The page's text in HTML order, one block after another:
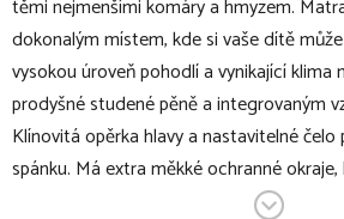
těmi nejmenšími komáry a hmyzem.
dokonalým místem, kde si vaše dítě
vysokou úroveň pohodlí a vynikající klima
prodyšné studené pěně a integrovaným
Klínovitá opěrka hlavy a nastavitelné čelo
spánku. Má extra měkké ochranné
takže citlivá pokožka vašeho děťátka